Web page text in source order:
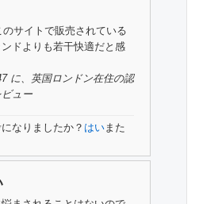
サイトで販売されている
ドよりも若干快適だと感
に、英国ロンドン在住の認
ュー
なりましたか？ はいまた